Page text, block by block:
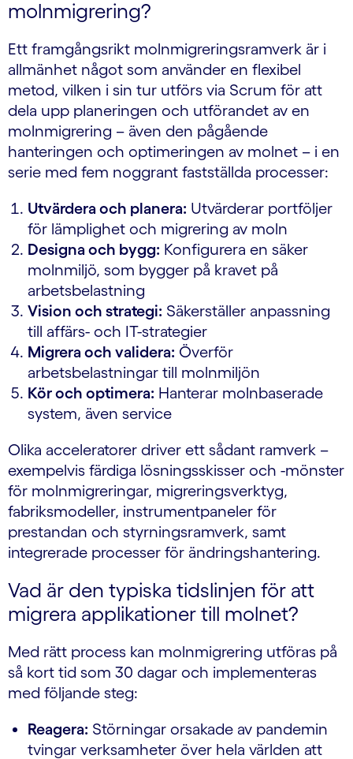
molnmigrering?
Ett framgångsrikt molnmigreringsramverk är i
allmänhet något som använder en flexibel
metod, vilken i sin tur utförs via Scrum för att
dela upp planeringen och utförandet av en
molnmigrering – även den pågående
hanteringen och optimeringen av molnet – i en
serie med fem noggrant fastställda processer:
Utvärdera och planera: Utvärderar portföljer
för lämplighet och migrering av moln
Designa och bygg: Konfigurera en säker
molnmiljö, som bygger på kravet på
arbetsbelastning
Vision och strategi: Säkerställer anpassning
till affärs- och IT-strategier
Migrera och validera: Överför
arbetsbelastningar till molnmiljön
Kör och optimera: Hanterar molnbaserade
system, även service
Olika acceleratorer driver ett sådant ramverk –
exempelvis färdiga lösningsskisser och -mönster
för molnmigreringar, migreringsverktyg,
fabriksmodeller, instrumentpaneler för
prestandan och styrningsramverk, samt
integrerade processer för ändringshantering.
Vad är den typiska tidslinjen för att
migrera applikationer till molnet?
Med rätt process kan molnmigrering utföras på
så kort tid som 30 dagar och implementeras
med följande steg:
Reagera: Störningar orsakade av pandemin
tvingar verksamheter över hela världen att